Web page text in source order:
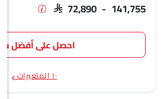
SAR 72,890 - 141,755
احصل على أفضل سعر
١٠ المتغيرات